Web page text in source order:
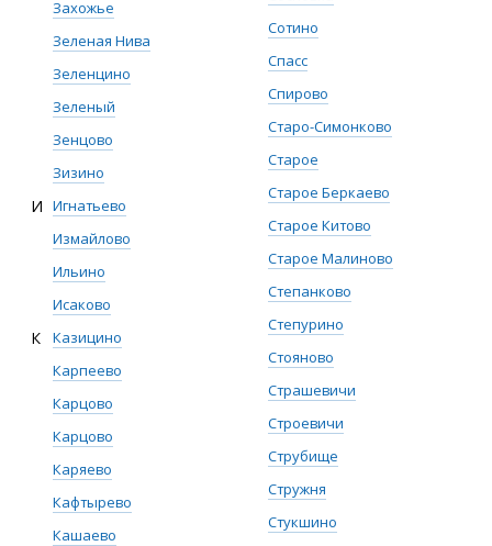
Захожье
Зеленая Нива
Зеленцино
Зеленый
Зенцово
Зизино
И Игнатьево
Измайлово
Ильино
Исаково
К
Казицино
Карпеево
Карцово
Карцово
Каряево
Кафтырево
Кашаево
Сотино
Спасс
Спирово
Старо-Симонково
Старое
Старое Беркаево
Старое Китово
Старое Малиново
Степанково
Степурино
Стояново
Страшевичи
Строевичи
Струбище
Стружня
Стукшино